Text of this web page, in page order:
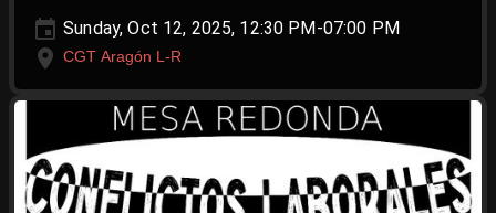
Sunday, Oct 12, 2025, 12:30 PM-07:00 PM
CGT Aragón L-R